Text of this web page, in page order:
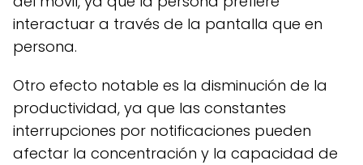
interactuar a través de la pantalla que en
persona.
Otro efecto notable es la disminución de la
productividad, ya que las constantes
interrupciones por notificaciones pueden
afectar la concentración y la capacidad de